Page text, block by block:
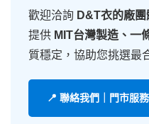
歡迎洽詢 D&T衣的廠
提供 MIT台灣製造、一
質穩定，協助您挑選最
📍 聯絡我們｜門市服